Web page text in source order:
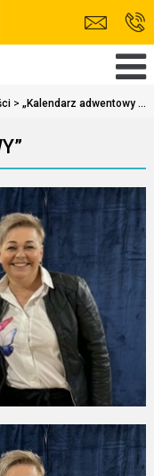
> „Kalendarz adwentowy ...